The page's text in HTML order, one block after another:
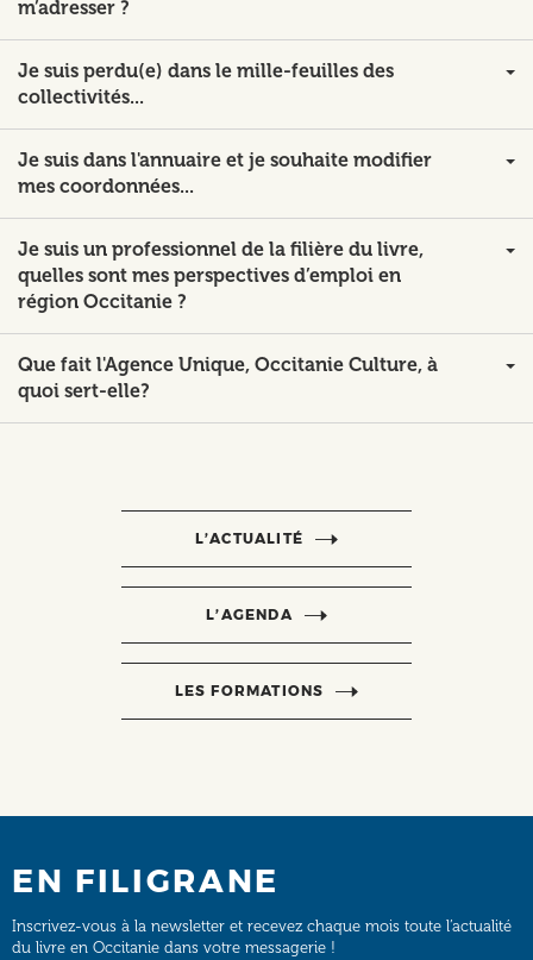
m’adresser ?
Je suis perdu(e) dans le mille-feuilles des
collectivités...
Je suis dans l'annuaire et je souhaite modifier
mes coordonnées...
Je suis un professionnel de la filière du livre,
quelles sont mes perspectives d’emploi en
région Occitanie ?
Que fait l'Agence Unique, Occitanie Culture, à
quoi sert-elle?
L’ACTUALITÉ
L’AGENDA
LES FORMATIONS
EN FILIGRANE
Inscrivez-vous à la newsletter et recevez chaque mois toute l’actualité
du livre en Occitanie dans votre messagerie !